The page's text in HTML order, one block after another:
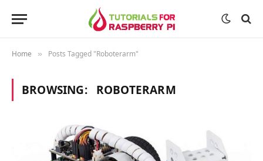
Home » Posts Tagged "Roboterarm"
BROWSING: ROBOTERARM